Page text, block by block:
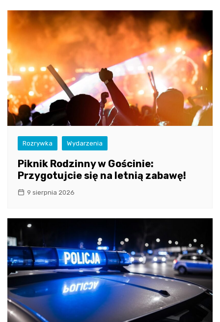
Rozrywka Wydarzenia
Piknik Rodzinny w Gościnie:
Przygotujcie się na letnią zabawę!
9 sierpnia 2026